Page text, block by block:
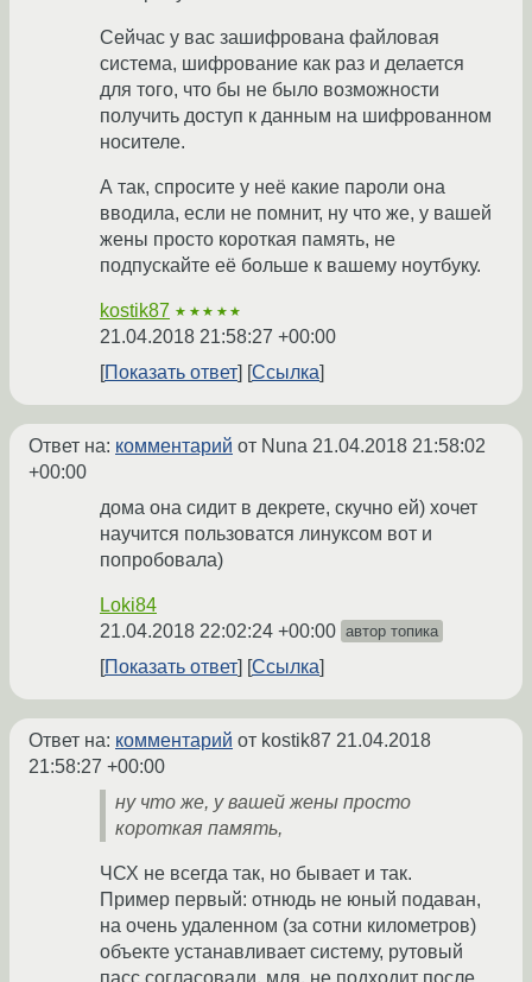
Сейчас у вас зашифрована файловая
система, шифрование как раз и делается
для того, что бы не было возможности
получить доступ к данным на шифрованном
носителе.
А так, спросите у неё какие пароли она
вводила, если не помнит, ну что же, у вашей
жены просто короткая память, не
подпускайте её больше к вашему ноутбуку.
kostik87 ★★★★★
21.04.2018 21:58:27 +00:00
Показать ответ
Ссылка
Ответ на: комментарий от Nuna 21.04.2018 21:58:02
+00:00
дома она сидит в декрете, скучно ей) хочет
научится пользоватся линуксом вот и
попробовала)
Loki84
21.04.2018 22:02:24 +00:00 автор топика
Показать ответ Ссылка
Ответ на: комментарий от kostik87 21.04.2018
21:58:27 +00:00
ну что же, у вашей жены просто
короткая память,
ЧСХ не всегда так, но бывает и так.
Пример первый: отнюдь не юный подаван,
на очень удаленном (за сотни километров)
объекте устанавливает систему, рутовый